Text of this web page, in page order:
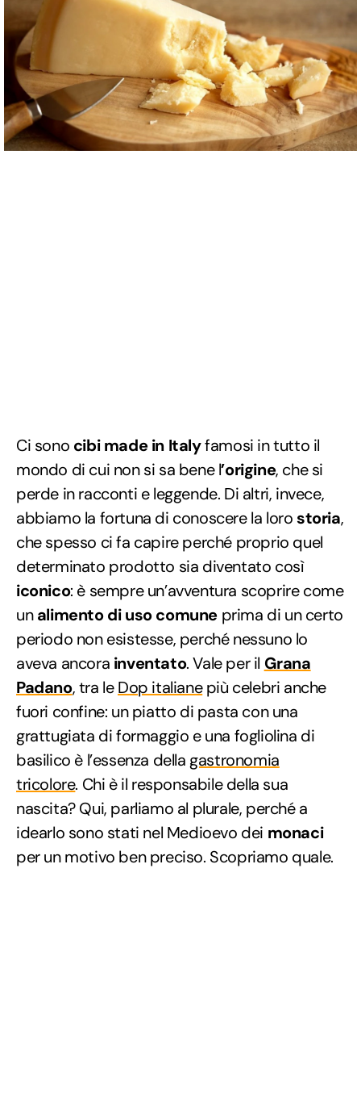
Ci sono cibi made in Italyfamosi in tutto il
mondo di cui non si sa bene l’origine, che si
perde in racconti e leggende. Di altri, invece,
abbiamo la fortuna di conoscere la loro storia,
che spesso ci fa capire perché proprio quel
determinato prodotto sia diventato così
iconico: è sempre un’avventura scoprire come
unalimento di uso comune prima di un certo
periodo non esistesse, perché nessuno lo
aveva ancora inventato. Vale per il Grana
Padano, tra leDop italianepiù celebri anche
fuori confine: un piatto di pasta con una
grattugiata di formaggio e una fogliolina di
basilico è l’essenza della gastronomia
tricolore. Chi è il responsabile della sua
nascita? Qui, parliamo al plurale, perché a
idearlo sono stati nel Medioevo dei monaci
per un motivo ben preciso. Scopriamo quale.